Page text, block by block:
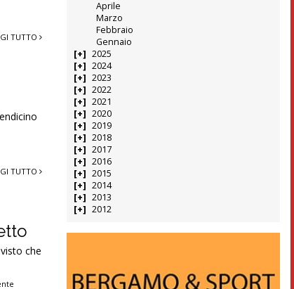
TUTTO
TUTTO
che
Aprile
Marzo
Febbraio
Gennaio
2025
2024
2023
2022
2021
2020
2019
2018
2017
2016
2015
2014
2013
2012